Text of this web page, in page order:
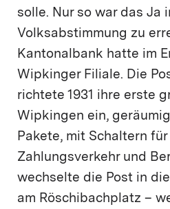
solle. Nur so war das Ja
Volksabstimmung zu
Kantonalbank hatte im
Wipkinger Filiale. Die
richtete 1931 ihre erste
Wipkingen ein,
Pakete, mit Schaltern
Zahlungsverkehr und
wechselte die Post in
am Röschibachplatz –